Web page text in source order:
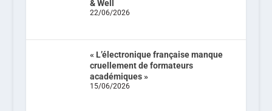
& Well
22/06/2026
« L’électronique française manque
cruellement de formateurs
académiques »
15/06/2026